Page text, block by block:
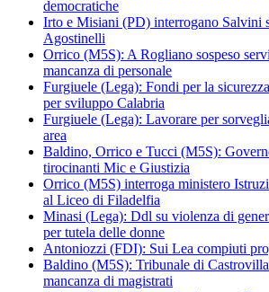
democratiche
Irto e Misiani (PD) interrogano Salvini
Agostinelli
Orrico (M5S): A Rogliano sospeso
mancanza di personale
Furgiuele (Lega): Fondi per la
per sviluppo Calabria
Furgiuele (Lega): Lavorare per
area
Baldino, Orrico e Tucci (M5S):
tirocinanti Mic e Giustizia
Orrico (M5S) interroga ministero
al Liceo di Filadelfia
Minasi (Lega): Ddl su violenza di
per tutela delle donne
Antoniozzi (FDI): Sui Lea compiuti
Baldino (M5S): Tribunale di
mancanza di magistrati